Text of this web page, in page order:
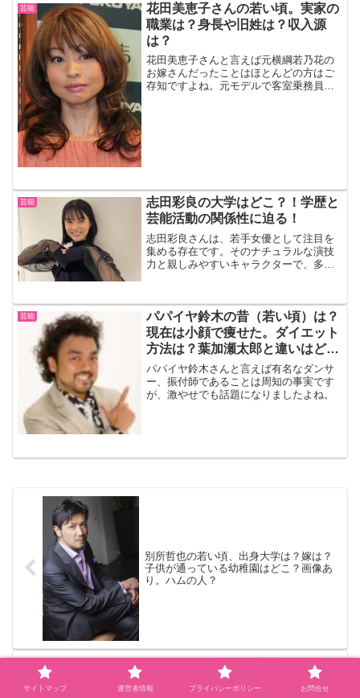
芸能
花田美恵子さんの若い頃。実家の
職業は？身長や旧姓は？収入源
は？
花田美恵子さんと言えば元横綱若乃花の
お嫁さんだったことはほとんどの方はご
存知ですよね。元モデルで客室乗務員の
芸能
志田彩良の大学はどこ？！学歴と
芸能活動の関係性に迫る！
志田彩良さんは、若手女優として注目を
集める存在です。そのナチュラルな演技
力と親しみやすいキャラクターで、多く
は、彼女のキャリアや将来性を語る上で
欠かせません。本記事では...
芸能
パパイヤ鈴木の昔（若い頃）は？
現在は小顔で痩せた。ダイエット
方法は？葉加瀬太郎と違いはど
こ？
パパイヤ鈴木さんと言えば有名なダンサ
ー、振付師であることは周知の事実です
が、激やせでも話題になりましたよね。
別所哲也の若い頃、出身大学は？嫁は？
子供が通っている幼稚園はどこ？画像あ
り。ハムの人？
パパイヤ鈴木の昔（若い頃）は？現在は
サイトマップ 運営者情報 プライバシーポリシー お問合せ